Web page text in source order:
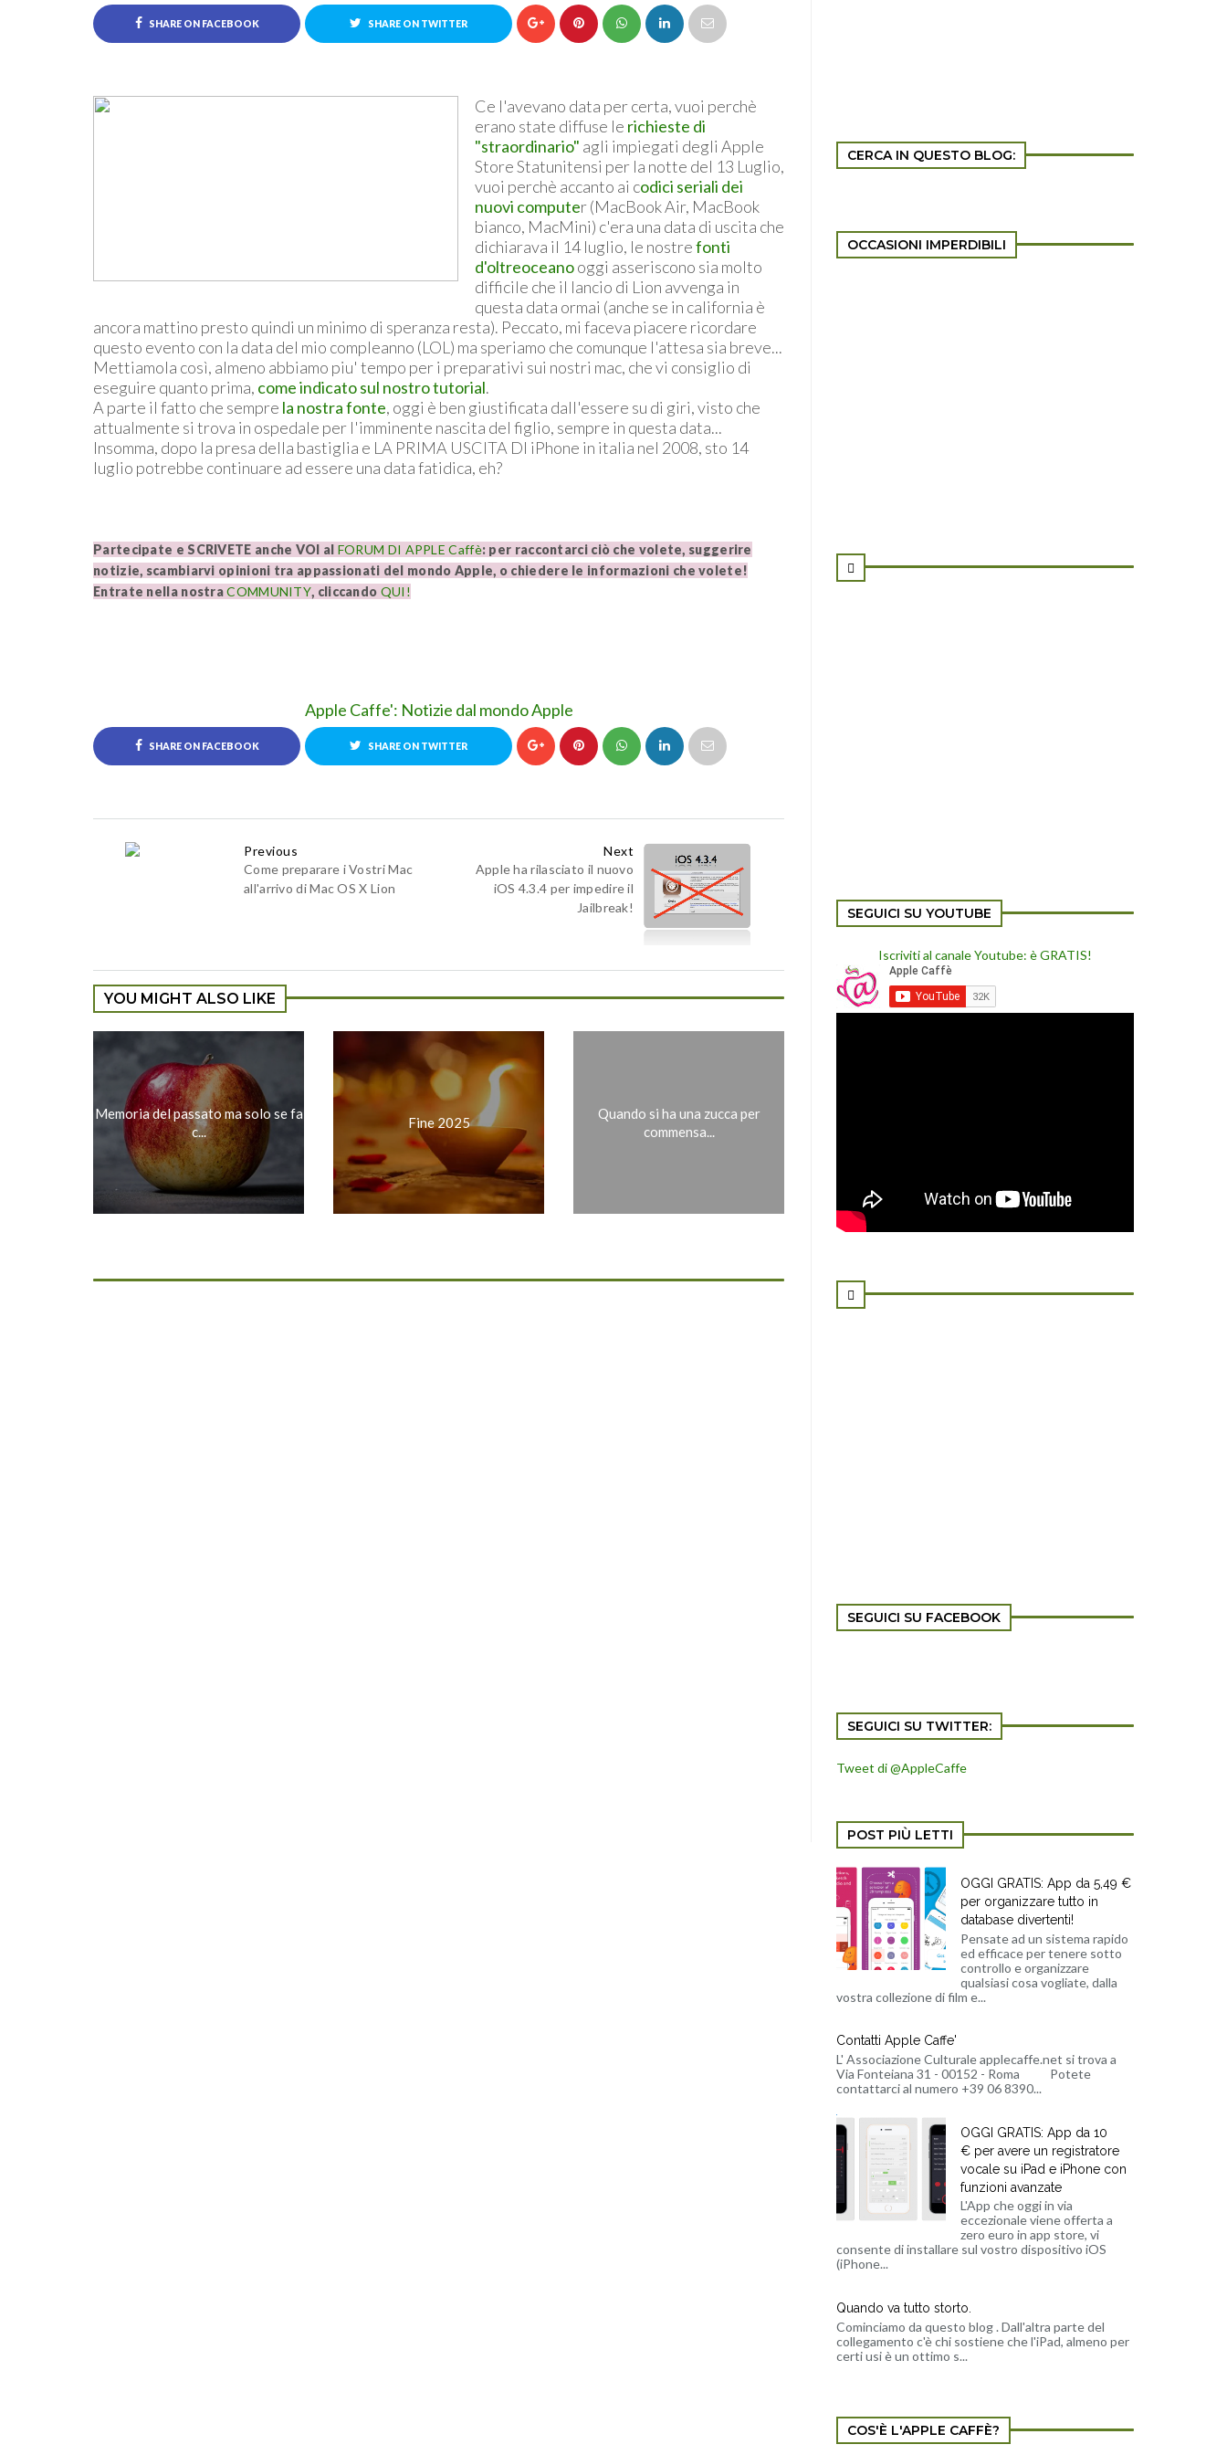
SHARE ON FACEBOOK SHARE ON TWITTER
Ce l'avevano data per certa, vuoi perchè
erano state diffuse le richieste di
"straordinario" agli impiegati degli Apple
Store Statunitensi per la notte del 13 Luglio,
vuoi perchè accanto ai codici seriali dei
nuovi computer (MacBook Air, MacBook
bianco, MacMini) c'era una data di uscita che
dichiarava il 14 luglio, le nostrefonti
d'oltreoceanooggi asseriscono sia molto
difficile che il lancio di Lion avvenga in
questa data ormai (anche se in california è
ancora mattino presto quindi un minimo di speranza resta). Peccato, mi faceva piacere ricordare
questo evento con la data del mio compleanno (LOL) ma speriamo che comunque l'attesa sia breve...
Mettiamola così, almeno abbiamo piu' tempo per i preparativi sui nostri mac, che vi consiglio di
eseguire quanto prima, come indicato sul nostro tutorial.
A parte il fatto che sempre la nostra fonte, oggi è ben giustificata dall'essere su di giri, visto che
attualmente si trova in ospedale per l'imminente nascita del figlio, sempre in questa data...
Insomma, dopo la presa della bastiglia e LA PRIMA USCITA DI iPhone in italia nel 2008, sto 14
luglio potrebbe continuare ad essere una data fatidica, eh?
Partecipate e SCRIVETE anche VOI al FORUM DI APPLE Caffè: per raccontarci ciò che volete, suggerire
notizie, scambiarvi opinioni tra appassionati del mondo Apple, o chiedere le informazioni che volete!
Entrate nella nostraCOMMUNITY, cliccando QUI!
Apple Caffe': Notizie dal mondo Apple
SHARE ON FACEBOOK SHARE ON TWITTER
Next
Apple ha rilasciato il nuovo
iOS 4.3.4 per impedire il
Jailbreak!
Previous
Come preparare i Vostri Mac
all'arrivo di Mac OS X Lion
YOU MIGHT ALSO LIKE
Memoria del passato ma solo se fa
c...
Fine 2025
Quando si ha una zucca per
commensa...
CERCA IN QUESTO BLOG:
OCCASIONI IMPERDIBILI

SEGUICI SU YOUTUBE
Iscriviti al canale Youtube: è GRATIS!

SEGUICI SU FACEBOOK
SEGUICI SU TWITTER:
Tweet di @AppleCaffe
POST PIÙ LETTI
OGGI GRATIS: App da 5,49 €
per organizzare tutto in
database divertenti!
Pensate ad un sistema rapido
ed efficace per tenere sotto
controllo e organizzare
qualsiasi cosa vogliate, dalla
vostra collezione di film e...
Contatti Apple Caffe'
L' Associazione Culturale applecaffe.net si trova a
Via Fonteiana 31 - 00152 - Roma Potete
contattarci al numero +39 06 8390...
OGGI GRATIS: App da 10
€ per avere un registratore
vocale su iPad e iPhone con
funzioni avanzate
L'App che oggi in via
eccezionale viene offerta a
zero euro in app store, vi
consente di installare sul vostro dispositivo iOS
(iPhone...
Quando va tutto storto.
Cominciamo da questo blog . Dall'altra parte del
collegamento c'è chi sostiene che l'iPad, almeno per
certi usi è un ottimo s...
COS'È L'APPLE CAFFÈ?